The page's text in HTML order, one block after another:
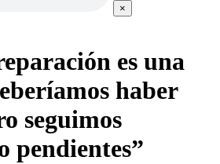
×
es una
haber
seguimos
pendientes”